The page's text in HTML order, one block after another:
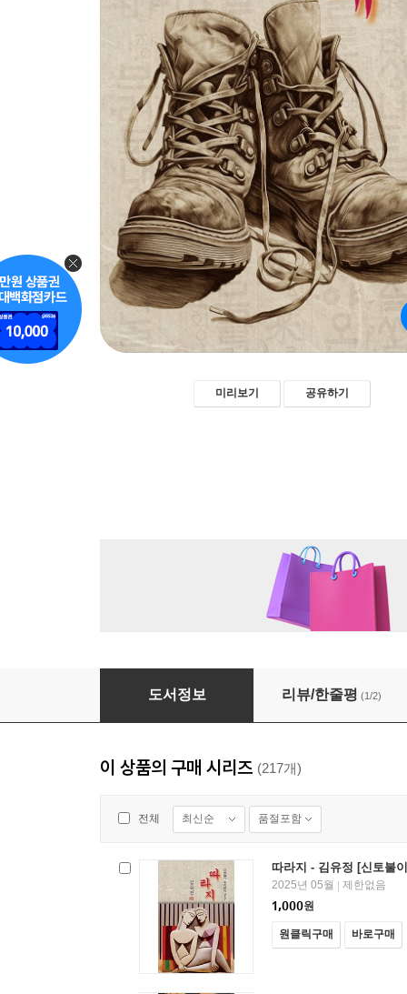
미리보기 공유하기
들메 - 이무영 [신토불이 우리문학 133]
도서정보 리뷰/한줄평 (1/2)
이 상품의 구매 시리즈 (217개)
전체 최신순 품절포함
따라지 - 김유정 [신토불
2025년 05월 | 제한없음
1,000원
원클릭구매 바로구매